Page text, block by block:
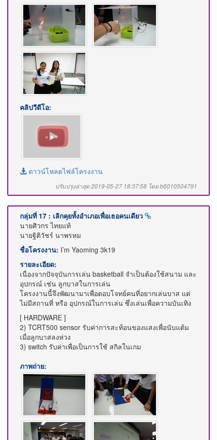
คลิปวีดีโอ:
ดาวน์โหลดไฟล์โครงงาน
ปรับปรุงล่าสุด 2019-05-27 18:37:58 โดย b6010504791
กลุ่มที่ 17 : เลิกคุยทั้งอำเภอเพื่อเธอคนเดียว
นายศิวกร ไทยแท้
นายฐิติวัชร์ นาพรหม
ชื่อโครงงาน: I’m Yaoming 3k19
รายละเอียด:
เนื่องจากปัจจุบันการเล่น basketball จำเป็นต้องใช้สนาม และ
อุปกรณ์ เช่น ลูกบาสในการเล่น
โครงงานนี้จึงพัฒนามาเพื่อตอบโจทย์คนที่อยากเล่นบาส แต่
ไม่มีสถานที่ หรือ อุปกรณ์ในการเล่น ซึ่งเล่นเพื่อความบันเทิง
[ HARDWARE ]
2) TCRT500 sensor รับค่าการสะท้อนของแสงเพื่อนับแต้ม
เมื่อลูกบาสลงห่วง
3) switch รับค่าเพื่อเป็นการใช้ สกิลในเกม
ภาพถ่าย: